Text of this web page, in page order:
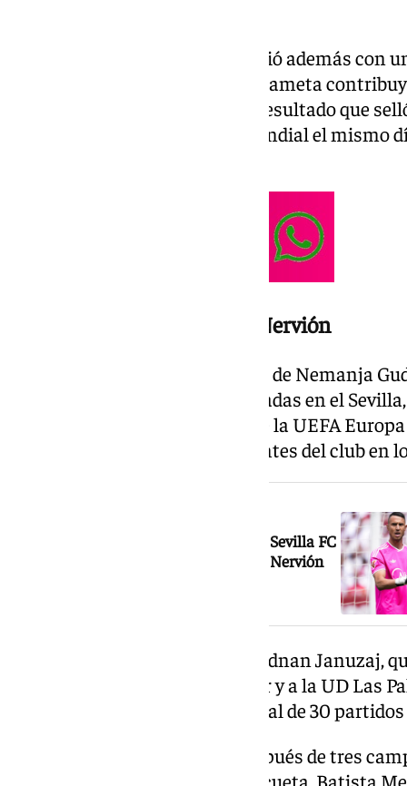
La despedida de Nyland coincidió además con
internacional noruego. El guardameta
triunfo de Noruega por 1-2, un resultado que
para los octavos de final del Mundial el mismo
Gudelj cierra siete años en Nervión
La salida más significativa es la de Nemanja
fin a una etapa de siete temporadas en el
oficiales y levantó dos títulos de la UEFA
de los futbolistas más importantes del club en
El portero Vlachodimos seguirá en el Sevilla FC
cedido por el Newcastle: guardián de Nervión
También concluye la etapa de Adnan Januzaj,
cesiones al Istanbul Basaksehir y a la UD Las
conjunto hispalense con un total de 30
Nyland abandona el Sevilla después de tres
disputados. Por su parte, Azpilicueta, Batista